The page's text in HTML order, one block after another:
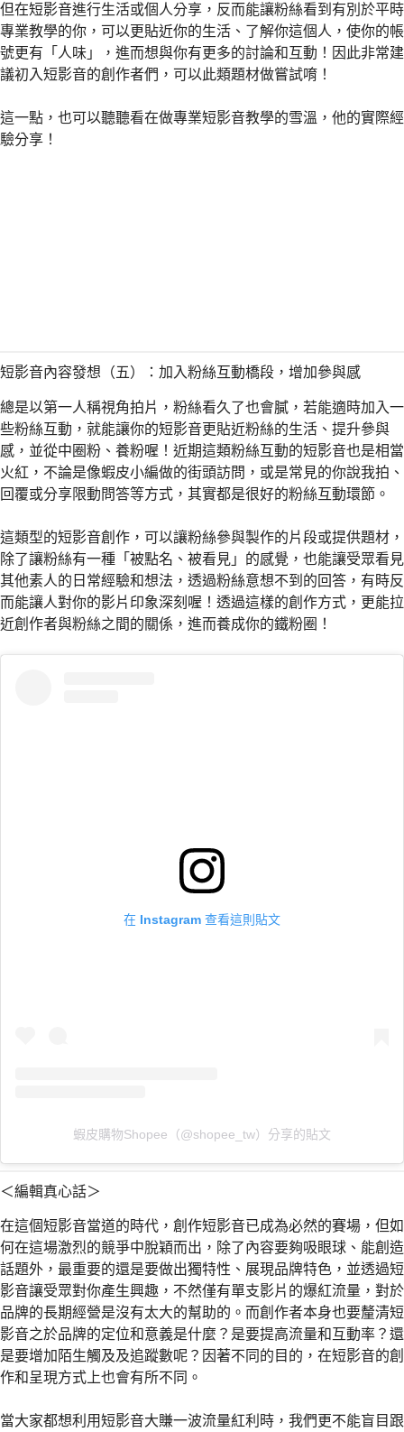
但在短影音進行生活或個人分享，反而能讓粉絲看到有別於平時
專業教學的你，可以更貼近你的生活、了解你這個人，使你的帳
號更有「人味」，進而想與你有更多的討論和互動！因此非常建
議初入短影音的創作者們，可以此類題材做嘗試唷！
這一點，也可以聽聽看在做專業短影音教學的雪溫，他的實際經
驗分享！
短影音內容發想（五）：加入粉絲互動橋段，增加參與感
總是以第一人稱視角拍片，粉絲看久了也會膩，若能適時加入一
些粉絲互動，就能讓你的短影音更貼近粉絲的生活、提升參與
感，並從中圈粉、養粉喔！近期這類粉絲互動的短影音也是相當
火紅，不論是像蝦皮小編做的街頭訪問，或是常見的你說我拍、
回覆或分享限動問答等方式，其實都是很好的粉絲互動環節。
這類型的短影音創作，可以讓粉絲參與製作的片段或提供題材，
除了讓粉絲有一種「被點名、被看見」的感覺，也能讓受眾看見
其他素人的日常經驗和想法，透過粉絲意想不到的回答，有時反
而能讓人對你的影片印象深刻喔！透過這樣的創作方式，更能拉
近創作者與粉絲之間的關係，進而養成你的鐵粉圈！
在 Instagram 查看這則貼文
蝦皮購物Shopee（@shopee_tw）分享的貼文
＜編輯真心話＞
在這個短影音當道的時代，創作短影音已成為必然的賽場，但如
何在這場激烈的競爭中脫穎而出，除了內容要夠吸眼球、能創造
話題外，最重要的還是要做出獨特性、展現品牌特色，並透過短
影音讓受眾對你產生興趣，不然僅有單支影片的爆紅流量，對於
品牌的長期經營是沒有太大的幫助的。而創作者本身也要釐清短
影音之於品牌的定位和意義是什麼？是要提高流量和互動率？還
是要增加陌生觸及及追蹤數呢？因著不同的目的，在短影音的創
作和呈現方式上也會有所不同。
當大家都想利用短影音大賺一波流量紅利時，我們更不能盲目跟